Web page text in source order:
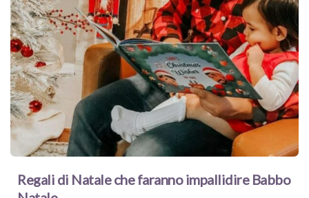
Regali di Natale che faranno impallidire Babbo